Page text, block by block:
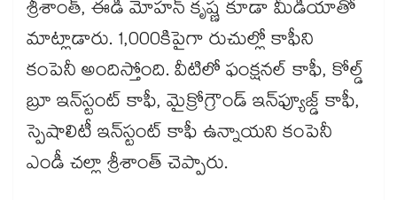
శ్రీశాంత్‌‌‌‌‌‌‌‌‌‌‌‌‌‌‌‌, ఈడీ మోహన్ కృష్ణ కూడా మీడియాతో
మాట్లాడారు. 1,000కిపైగా రుచుల్లో కాఫీని
కంపెనీ అందిస్తోంది. వీటిలో ఫంక్షనల్‌‌‌‌‌‌‌‌‌‌‌‌‌‌‌‌ కాఫీ, కోల్డ్‌‌‌‌‌‌‌‌‌‌‌‌‌‌‌‌
బ్రూ ఇన్‌‌‌‌‌‌‌‌‌‌‌‌‌‌‌‌స్టంట్‌‌‌‌‌‌‌‌‌‌‌‌‌‌‌‌ కాఫీ, మైక్రోగ్రౌండ్‌‌‌‌‌‌‌‌‌‌‌‌‌‌‌‌ ఇన్‌‌‌‌‌‌‌‌‌‌‌‌‌‌‌‌ఫ్యూజ్డ్‌‌‌‌‌‌‌‌‌‌‌‌‌‌‌‌ కాఫీ,
స్పెషాలిటీ ఇన్‌‌‌‌‌‌‌‌‌‌‌‌‌‌‌‌స్టంట్‌‌‌‌‌‌‌‌‌‌‌‌‌‌‌‌ కాఫీ ఉన్నాయని కంపెనీ
ఎండీ చల్లా శ్రీశాంత్‌‌‌‌‌‌‌‌‌‌‌‌‌‌‌‌ చెప్పారు.